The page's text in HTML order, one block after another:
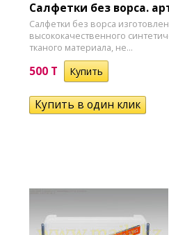
Салфетки без ворса.
Салфетки без ворса
высококачественного
тканого материала, не...
500 T